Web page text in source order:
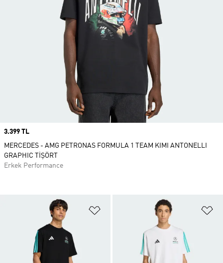
Favori Listesine Ekle
Price
3.399 TL
MERCEDES - AMG PETRONAS FORMULA 1 TEAM KIMI ANTONELLI
GRAPHIC TİŞÖRT
Erkek Performance